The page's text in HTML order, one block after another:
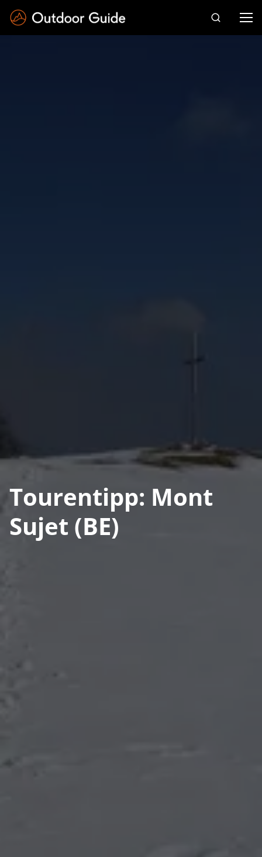
Tourentipp: Mont
Sujet (BE)